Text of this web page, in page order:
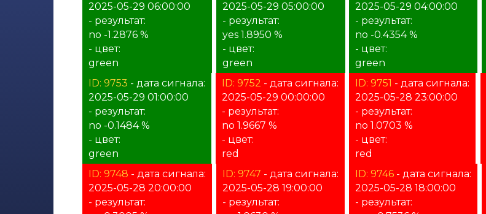
2025-05-29 06:00:00
- результат:
no -1.2876 %
- цвет:
green
2025-05-29 05:00:00
- результат:
yes 1.8950 %
- цвет:
green
2025-05-29 04:00:00
- результат:
no -0.4354 %
- цвет:
green
ID: 9753 - дата сигнала:
2025-05-29 01:00:00
- результат:
no -0.1484 %
- цвет:
green
ID: 9752 - дата сигнала:
2025-05-29 00:00:00
- результат:
no 1.9667 %
- цвет:
red
ID: 9751 - дата сигнала:
2025-05-28 23:00:00
- результат:
no 1.0703 %
- цвет:
red
ID: 9748 - дата сигнала:
2025-05-28 20:00:00
- результат:
ID: 9747 - дата сигнала:
2025-05-28 19:00:00
- результат:
ID: 9746 - дата сигнала:
2025-05-28 18:00:00
- результат: